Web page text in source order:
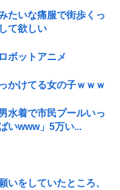
たいな痛服で街歩くっ
て欲しい
ボットアニメ
かけてる女の子ｗｗｗ
水着で市民プールいっ
いwww」5万い...
いをしていたところ、